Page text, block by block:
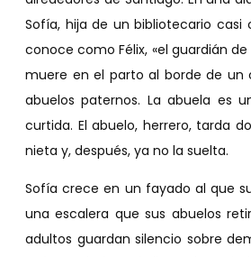
Sofía, hija de un bibliotecario casi
conoce como Félix, «el guardián de
muere en el parto al borde de un
abuelos paternos. La abuela es
curtida. El abuelo, herrero, tarda
nieta y, después, ya no la suelta.
Sofía crece en un fayado al que
una escalera que sus abuelos
adultos guardan silencio sobre